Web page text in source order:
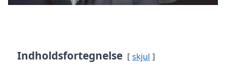
Indholdsfortegnelse skjul